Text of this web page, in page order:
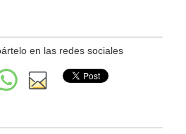
en las redes sociales